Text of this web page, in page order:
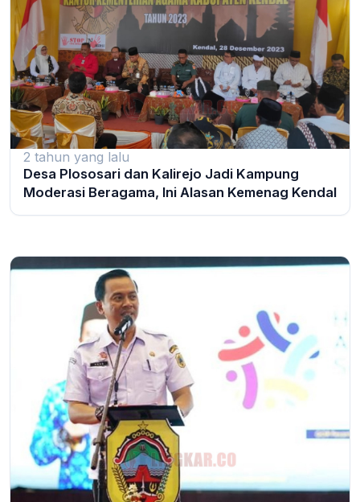
2 tahun yang lalu
Desa Plososari dan Kalirejo Jadi Kampung
Moderasi Beragama, Ini Alasan Kemenag Kendal